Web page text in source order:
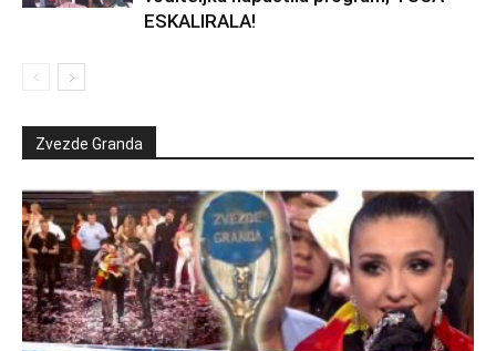
ESKALIRALA!
Zvezde Granda